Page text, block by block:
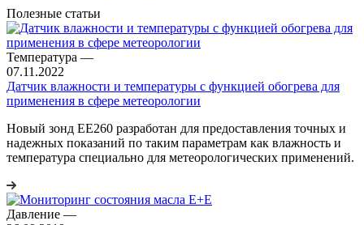
Полезные статьи
Температура —
07.11.2022
Датчик влажности и температуры с функцией обогрева для
применения в сфере метеорологии
Новый зонд EE260 разработан для предоставления точных и
надежных показаний по таким параметрам как влажность и
температура специально для метеорологических применений.
Давление —